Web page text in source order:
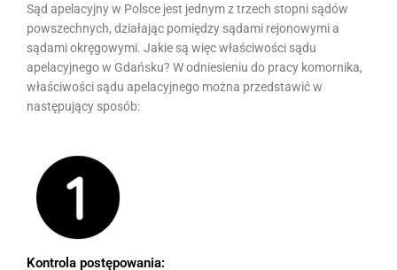
Sąd apelacyjny w Polsce jest jednym z trzech stopni sądów
powszechnych, działając pomiędzy sądami rejonowymi a
sądami okręgowymi. Jakie są więc właściwości sądu
apelacyjnego w Gdańsku? W odniesieniu do pracy komornika,
właściwości sądu apelacyjnego można przedstawić w
następujący sposób:
Kontrola postępowania: